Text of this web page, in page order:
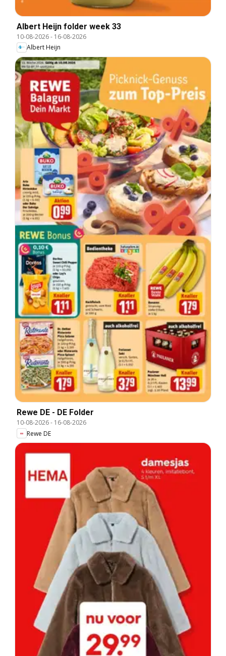
Albert Heijn folder week 33
10-08-2026- 16-08-2026
Albert Heijn
Rewe DE - DE Folder
10-08-2026- 16-08-2026
Rewe DE